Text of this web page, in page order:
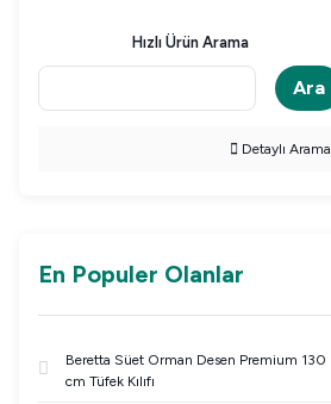
Hızlı Ürün Arama
Ara
Detaylı Arama
En Populer Olanlar
Beretta Süet Orman Desen Premium 130
cm Tüfek Kılıfı